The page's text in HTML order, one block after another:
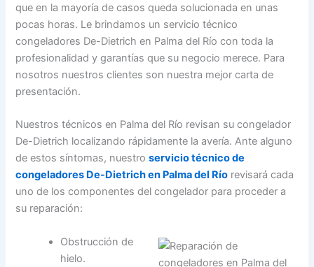
que en la mayoría de casos queda solucionada en unas
pocas horas. Le brindamos un servicio técnico
congeladores De-Dietrich en Palma del Río con toda la
profesionalidad y garantías que su negocio merece. Para
nosotros nuestros clientes son nuestra mejor carta de
presentación.
Nuestros técnicos en Palma del Río revisan su congelador
De-Dietrich localizando rápidamente la avería. Ante alguno
de estos síntomas, nuestroservicio técnico de
congeladores De-Dietrich en Palma del Río revisará cada
uno de los componentes del congelador para proceder a
su reparación:
Obstrucción de
hielo.